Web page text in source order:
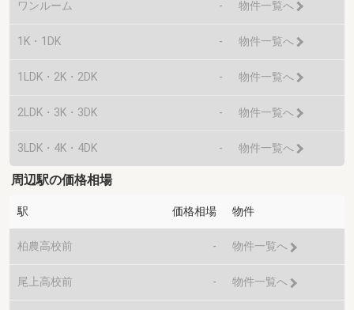
ワンルーム - 物件一覧へ
1K・1DK - 物件一覧へ
1LDK・2K・2DK - 物件一覧へ
2LDK・3K・3DK - 物件一覧へ
3LDK・4K・4DK - 物件一覧へ
周辺駅の価格相場
駅 価格相場 物件
柏農高校前 - 物件一覧へ
尾上高校前 - 物件一覧へ